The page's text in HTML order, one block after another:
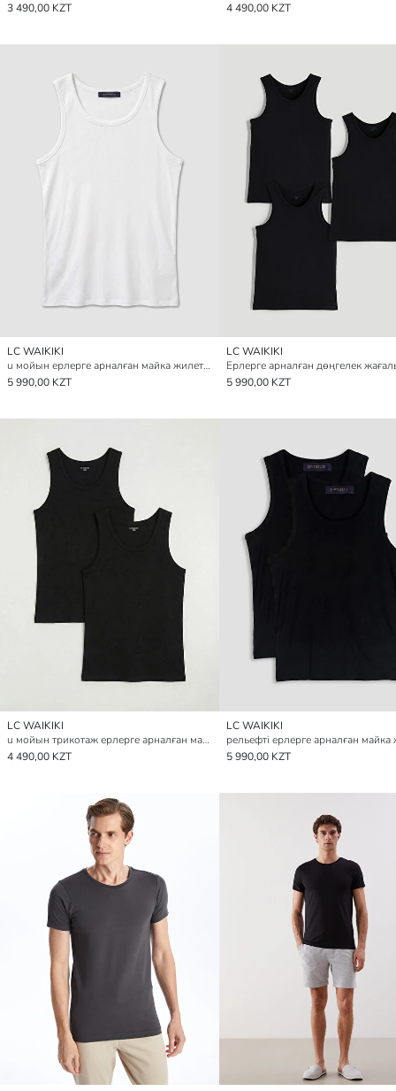
3 490,00 KZT
4 490,00 KZT
LC WAIKIKI
u мойын ерлерге арналған майка жилет 2 данадан тұратын pack
5 990,00 KZT
LC WAIKIKI
5 990,00 KZT
LC WAIKIKI
u мойын трикотаж ерлерге арналған майка жилет 2 данадан тұратын pack
4 490,00 KZT
LC WAIKIKI
5 990,00 KZT